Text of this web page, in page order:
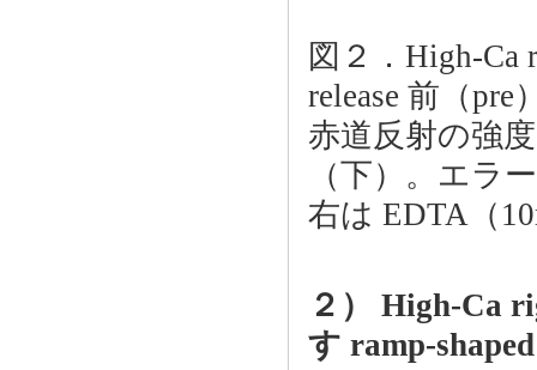
図２．High-Ca
release 前（pre
赤道反射の強
（下）。エラ
右は EDTA（
２） High-Ca
す ramp-